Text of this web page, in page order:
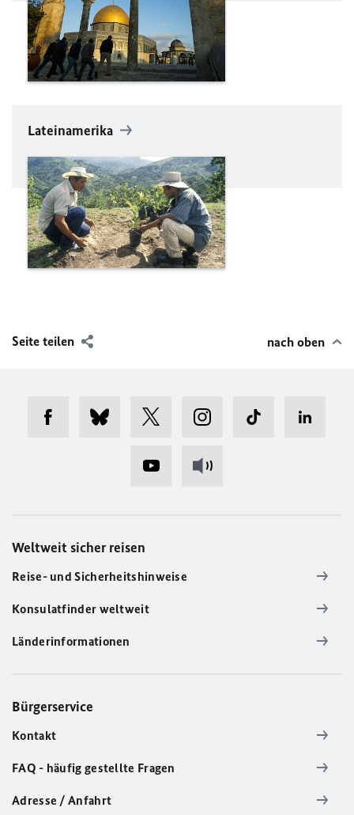
Lateinamerika
Seite teilen nach oben
Weltweit sicher reisen
Reise- und Sicherheitshinweise
Konsulatfinder weltweit
Länderinformationen
Bürgerservice
Kontakt
FAQ - häufig gestellte Fragen
Adresse / Anfahrt